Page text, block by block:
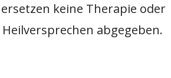
keine Therapie oder
abgegeben.